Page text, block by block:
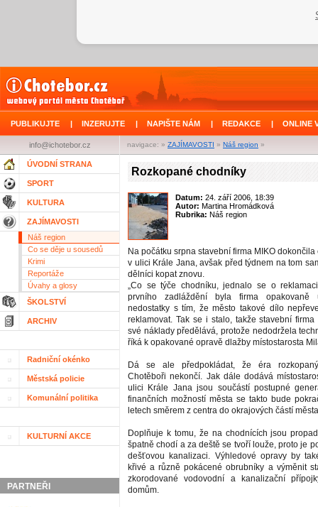
PUBLIKUJTE | INZERUJTE | NAPIŠTE NÁM | REDAKCE | ONLINE
navigace: » ZAJÍMAVOSTI » Náš region »
info@ichotebor.cz
ÚVODNÍ STRANA
SPORT
KULTURA
ZAJÍMAVOSTI
Náš region
Co se děje u sousedů
Krimi
Reportáže
Úvahy a glosy
ŠKOLSTVÍ
ARCHIV
Radniční okénko
Městská policie
Komunální politika
KULTURNÍ AKCE
PARTNEŘI
Rozkopané chodníky
Datum: 24. září 2006, 18:39
Autor: Martina Hromádková
Rubrika: Náš region
Na počátku srpna stavební firma MIKO
v ulici Krále Jana, avšak před týdnem na tom
dělníci kopat znovu.
„Co se týče chodníku, jednalo se o
prvního zadláždění byla firma opakovaně
nedostatky s tím, že město takové dílo
reklamovat. Tak se i stalo, takže stavební
své náklady předělává, protože nedodržela
říká k opakované opravě dlažby místostarosta
Dá se ale předpokládat, že éra
Chotěboři nekončí. Jak dále dodává
ulici Krále Jana jsou součástí postupné
finančních možností města se takto bude
letech směrem z centra do okrajových částí
Doplňuje k tomu, že na chodnících jsou
špatně chodí a za deště se tvoří louže, proto je
dešťovou kanalizaci. Výhledové opravy by
křivé a různě pokácené obrubníky a výměnit
zkorodované vodovodní a kanalizační
domům.